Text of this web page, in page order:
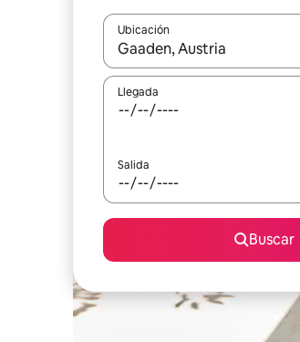
Ubicación
Cuando los resultados estén
Llegada
Salida
Buscar